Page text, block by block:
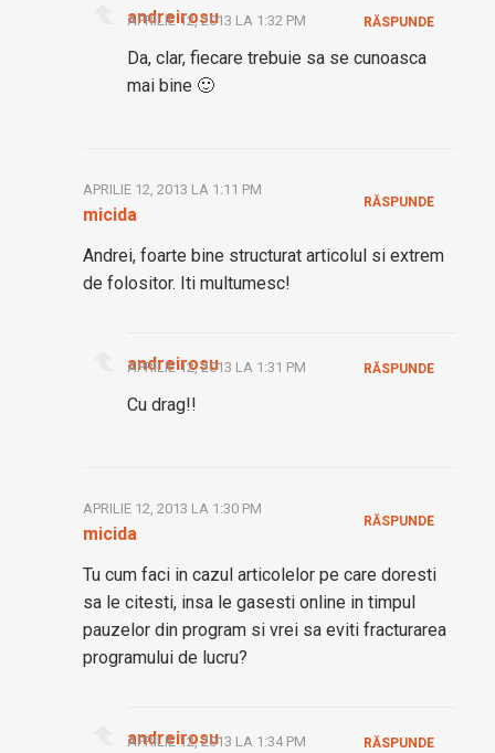
andreirosu
APRILIE 12, 2013 LA 1:32 PM
Da, clar, fiecare trebuie sa se cunoasca
mai bine 🙂
RĂSPUNDE
micida
APRILIE 12, 2013 LA 1:11 PM
Andrei, foarte bine structurat articolul si extrem
de folositor. Iti multumesc!
RĂSPUNDE
andreirosu
APRILIE 12, 2013 LA 1:31 PM
Cu drag!!
RĂSPUNDE
micida
APRILIE 12, 2013 LA 1:30 PM
Tu cum faci in cazul articolelor pe care doresti
sa le citesti, insa le gasesti online in timpul
pauzelor din program si vrei sa eviti fracturarea
programului de lucru?
RĂSPUNDE
andreirosu
APRILIE 12, 2013 LA 1:34 PM RĂSPUNDE